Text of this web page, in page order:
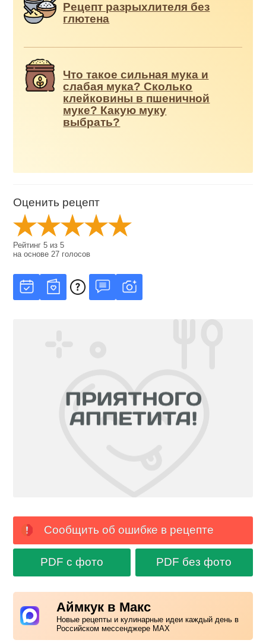
Рецепт разрыхлителя без
глютена
Что такое сильная мука и
слабая мука? Сколько
клейковины в пшеничной
муке? Какую муку
выбрать?
Оценить рецепт
Рейтинг5 из5
на основе27 голосов
Сообщить об ошибке в рецепте
PDF с фото PDF без фото
Аймкук в Макс
Новые рецепты и кулинарные идеи каждый день в
Российском мессенджере MAX